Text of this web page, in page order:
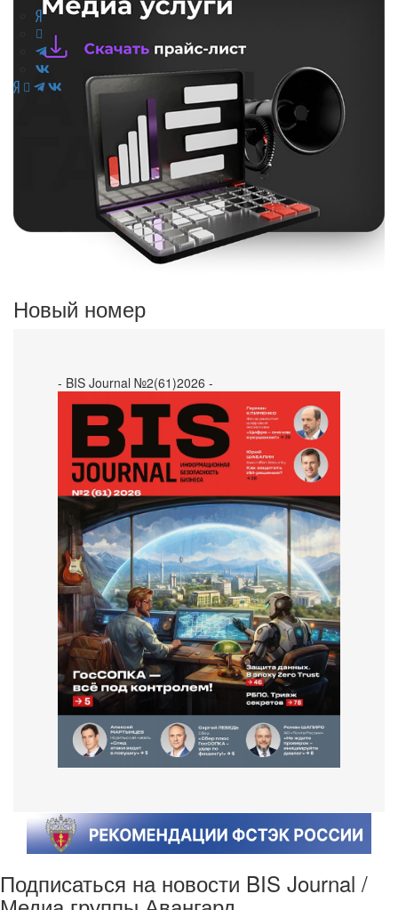
Новый номер
- BIS Journal №2(61)2026 -
Подписаться на новости BIS Journal /